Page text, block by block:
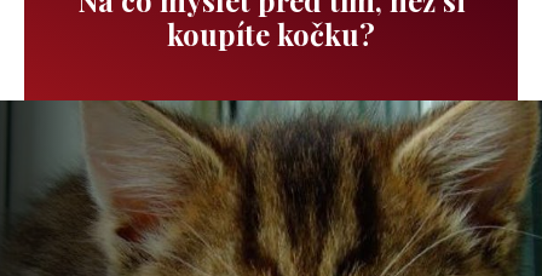
koupíte kočku?